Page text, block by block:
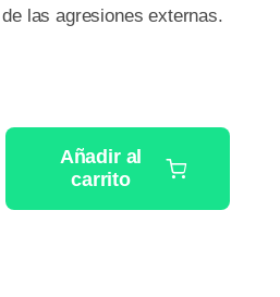
las agresiones externas.
Añadir al
carrito